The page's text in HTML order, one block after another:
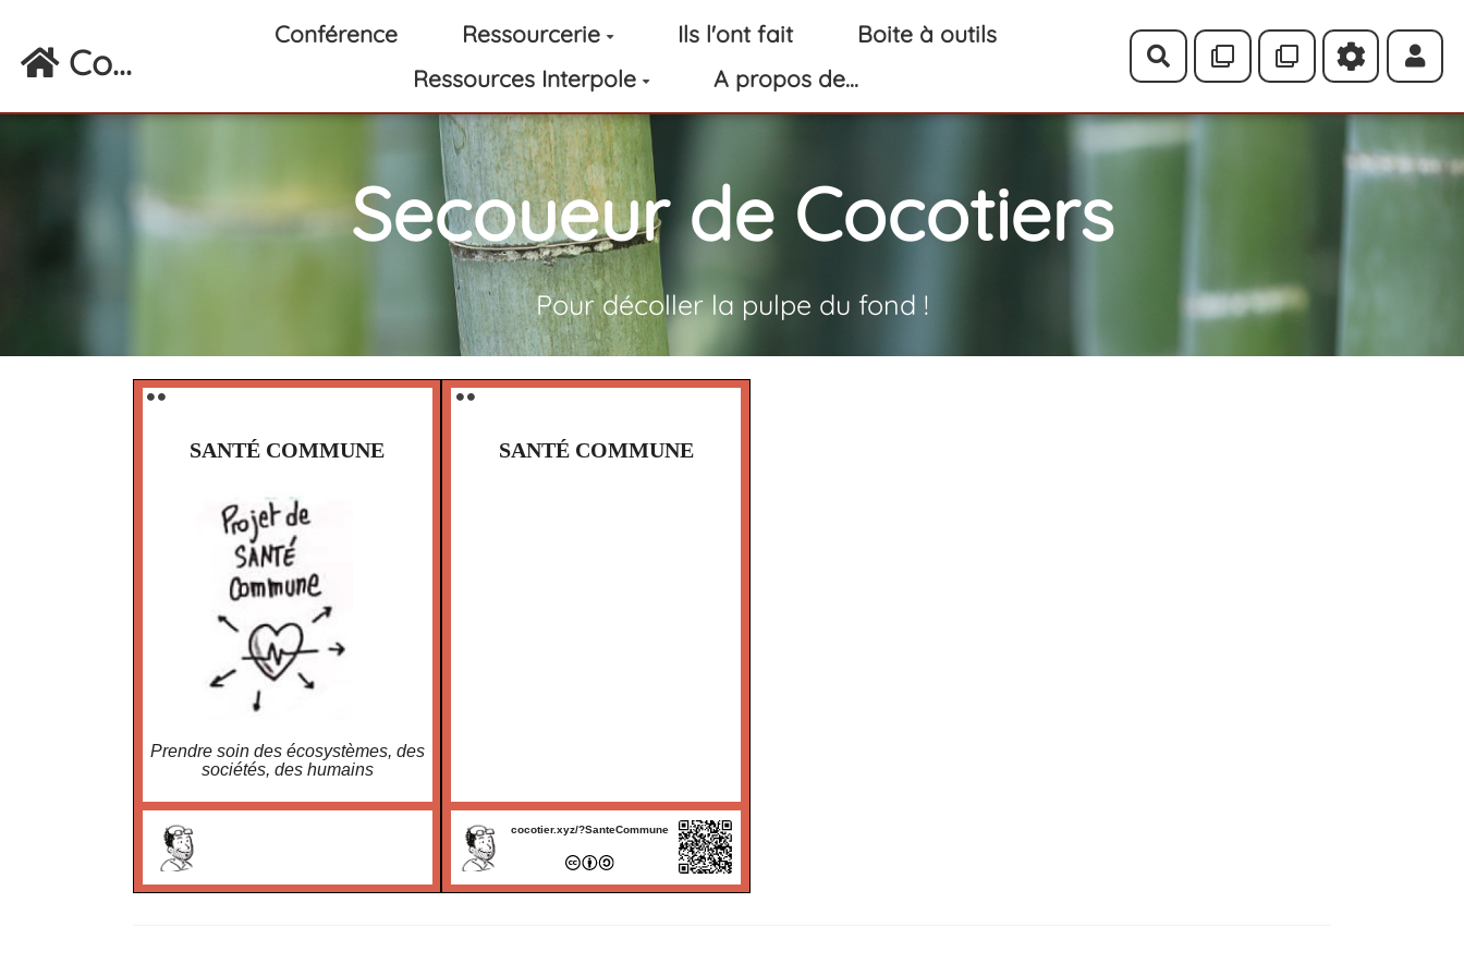
Aller au contenu principal
Co...
Conférence Ressourcerie Ils l'ont fait
Boite à outils
Ressources Interpole
A propos de...
Rechercher
Secoueur de Cocotiers
Pour décoller la pulpe du fond !
⚫️ ⚫️
SANTÉ COMMUNE
Prendre soin des écosystèmes, des
sociétés, des humains
⚫️ ⚫️
SANTÉ COMMUNE
cocotier.xyz/?SanteCommune